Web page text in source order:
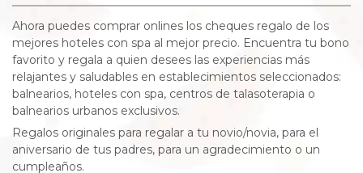
Ahora puedes comprar onlines los cheques regalo de los
mejores hoteles con spa al mejor precio. Encuentra tu bono
favorito y regala a quien desees las experiencias más
relajantes y saludables en establecimientos seleccionados:
balnearios, hoteles con spa, centros de talasoterapia o
balnearios urbanos exclusivos.
Regalos originales para regalar a tu novio/novia, para el
aniversario de tus padres, para un agradecimiento o un
cumpleaños.